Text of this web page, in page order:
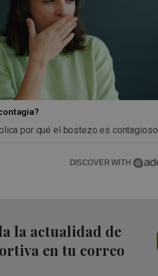
por qué el bostezo es contagioso
DISCOVER WITH
la actualidad de
en tu correo